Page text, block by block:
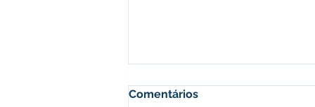
Comentários